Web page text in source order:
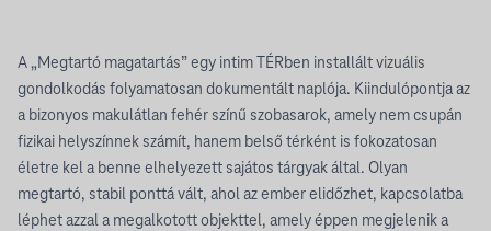
A „Megtartó magatartás” egy intim TÉRben installált vizuális
gondolkodás folyamatosan dokumentált naplója. Kiindulópontja az
a bizonyos makulátlan fehér színű szobasarok, amely nem csupán
fizikai helyszínnek számít, hanem belső térként is fokozatosan
életre kel a benne elhelyezett sajátos tárgyak által. Olyan
megtartó, stabil ponttá vált, ahol az ember elidőzhet, kapcsolatba
léphet azzal a megalkotott objekttel, amely éppen megjelenik a